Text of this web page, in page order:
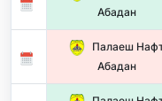
Абадан
Палаеш
Абадан